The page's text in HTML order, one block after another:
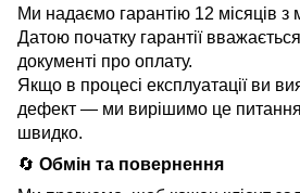
Ми надаємо гарантію 12 місяців з
Датою початку гарантії
документі про оплату.
Якщо в процесі експлуатації ви
дефект — ми вирішимо це
швидко.
🔄 Обмін та повернення